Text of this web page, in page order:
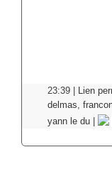
23:39 | Lien
delmas,
yann le du